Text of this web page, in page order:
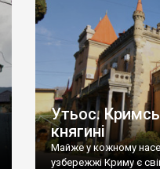
Утьос.
княгині
Майже у кожному
узбережжі Криму є